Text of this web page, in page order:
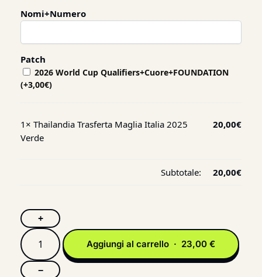
Nomi+Numero
Patch
2026 World Cup Qualifiers+Cuore+FOUNDATION
(+3,00€)
1× Thailandia Trasferta Maglia Italia 2025
Verde
20,00€
Subtotale: 20,00€
+
−
Aggiungi al carrello · 23,00 €